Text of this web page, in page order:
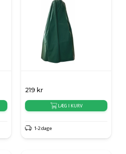
219 kr
LÆG I KURV
1-2 dage